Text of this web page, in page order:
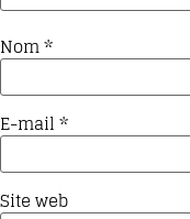
Nom*
E-mail*
Site web